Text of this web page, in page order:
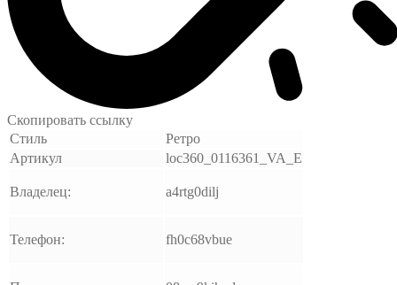
Скопировать ссылку
Стиль
Ретро
Артикул
loc360_0116361_VA_E
Владелец: a4rtg0dilj
Телефон: fh0c68vbue